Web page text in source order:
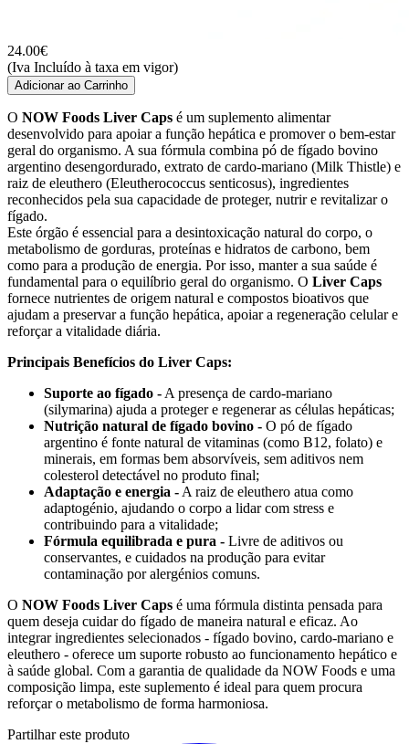
24.00€
(Iva Incluído à taxa em vigor)
Adicionar ao Carrinho
O NOW Foods Liver Caps é um suplemento alimentar
desenvolvido para apoiar a função hepática e promover o bem-estar
geral do organismo. A sua fórmula combina pó de fígado bovino
argentino desengordurado, extrato de cardo-mariano (Milk Thistle) e
raiz de eleuthero (Eleutherococcus senticosus), ingredientes
reconhecidos pela sua capacidade de proteger, nutrir e revitalizar o
fígado.
Este órgão é essencial para a desintoxicação natural do corpo, o
metabolismo de gorduras, proteínas e hidratos de carbono, bem
como para a produção de energia. Por isso, manter a sua saúde é
fundamental para o equilíbrio geral do organismo. O Liver Caps
fornece nutrientes de origem natural e compostos bioativos que
ajudam a preservar a função hepática, apoiar a regeneração celular e
reforçar a vitalidade diária.
Principais Benefícios do Liver Caps:
Suporte ao fígado - A presença de cardo-mariano
(silymarina) ajuda a proteger e regenerar as células hepáticas;
Nutrição natural de fígado bovino - O pó de fígado
argentino é fonte natural de vitaminas (como B12, folato) e
minerais, em formas bem absorvíveis, sem aditivos nem
colesterol detectável no produto final;
Adaptação e energia - A raiz de eleuthero atua como
adaptogénio, ajudando o corpo a lidar com stress e
contribuindo para a vitalidade;
Fórmula equilibrada e pura - Livre de aditivos ou
conservantes, e cuidados na produção para evitar
contaminação por alergénios comuns.
O NOW Foods Liver Caps é uma fórmula distinta pensada para
quem deseja cuidar do fígado de maneira natural e eficaz. Ao
integrar ingredientes selecionados - fígado bovino, cardo-mariano e
eleuthero - oferece um suporte robusto ao funcionamento hepático e
à saúde global. Com a garantia de qualidade da NOW Foods e uma
composição limpa, este suplemento é ideal para quem procura
reforçar o metabolismo de forma harmoniosa.
Partilhar este produto